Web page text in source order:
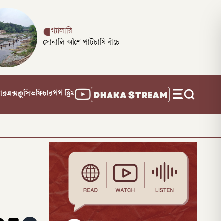
গ্যালারি
সোনালি আঁশে পাটচাষি বাঁচে
এক্সক্লুসিভফিচারপপ স্ট্রিম